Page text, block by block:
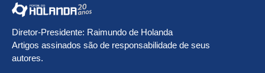
Diretor-Presidente: Raimundo de Holanda
Artigos assinados são de responsabilidade de seus
autores.